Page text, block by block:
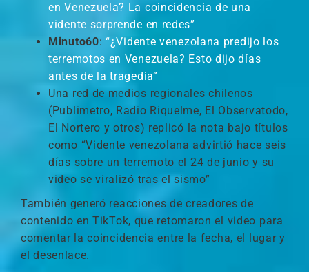
en Venezuela? La coincidencia de una
vidente sorprende en redes”
Minuto60:“¿Vidente venezolana predijo los
terremotos en Venezuela? Esto dijo días
antes de la tragedia”
Una red de medios regionales chilenos
(Publimetro, Radio Riquelme, El Observatodo,
El Nortero y otros) replicó la nota bajo títulos
como “Vidente venezolana advirtió hace seis
días sobre un terremoto el 24 de junio y su
video se viralizó tras el sismo”
También generó reacciones de creadores de
contenido en TikTok, que retomaron el video para
comentar la coincidencia entre la fecha, el lugar y
el desenlace.